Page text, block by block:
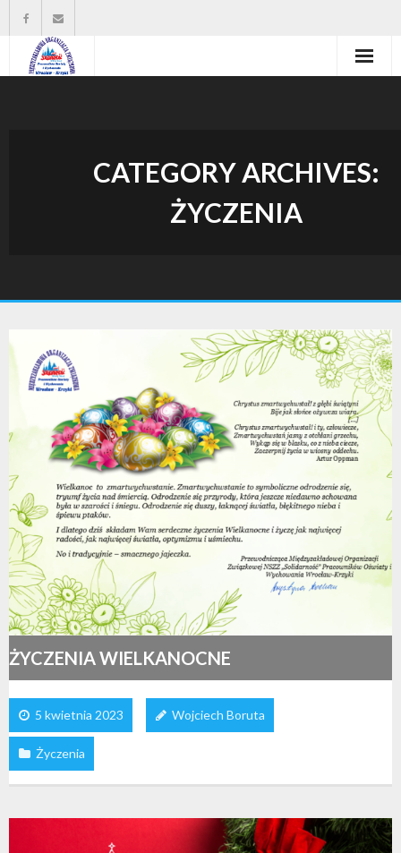
Wysokość zasiłków statutowych
Kontakt
CATEGORY ARCHIVES:
ŻYCZENIA
ŻYCZENIA WIELKANOCNE
5 kwietnia 2023 Wojciech Boruta
Życzenia